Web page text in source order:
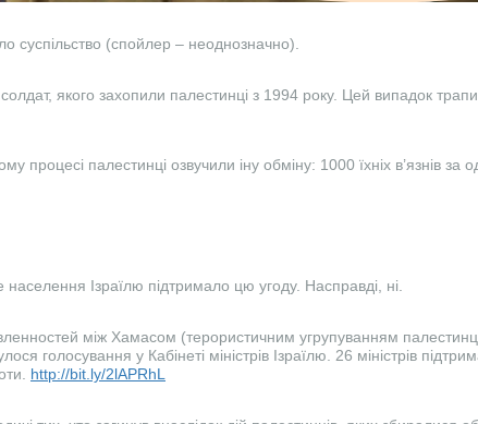
суспільство (спойлер – неоднозначно).
якого захопили палестинці з 1994 року. Цей випадок
процесі палестинці озвучили іну обміну: 1000 їхніх в’язнів за
Ізраїлю підтримало цю угоду. Насправді, ні.
між Хамасом (терористичним угрупуванням
голосування у Кабінеті міністрів Ізраїлю. 26 міністрів
http://bit.ly/2lAPRhL